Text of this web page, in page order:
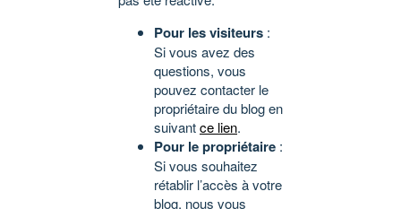
Pour les visiteurs :
Si vous avez des
questions, vous
pouvez contacter le
propriétaire du blog en
suivantce lien.
Pour le propriétaire :
Si vous souhaitez
rétablir l’accès à votre
blog, nous vous